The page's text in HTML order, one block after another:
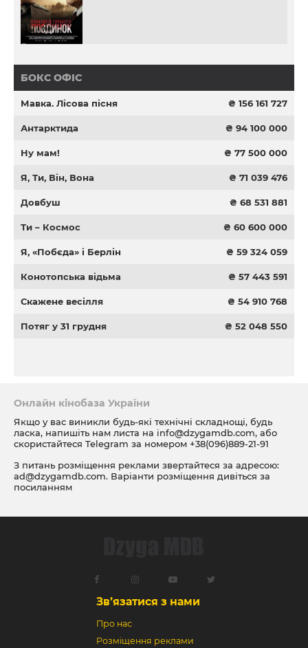
БОКС ОФІС
Мавка. Лісова пісня ₴ 156 161 727
Антарктида ₴ 94 100 000
Ну мам! ₴ 77 500 000
Я, Ти, Він, Вона ₴ 71 039 476
Довбуш ₴ 68 531 881
Ти – Космос ₴ 60 600 000
Я, «Побєда» і Берлін ₴ 59 324 059
Конотопська відьма ₴ 57 443 591
Скажене весілля ₴ 54 910 768
Потяг у 31 грудня ₴ 52 048 550
Онлайн кінобаза України
Якщо у вас виникли будь-які технічні складнощі, будь
ласка, напишіть нам листа на info@dzygamdb.com, або
скористайтеся Telegram за номером +38(096)889-21-91
З питань розміщення реклами звертайтеся за адресою:
ad@dzygamdb.com. Варіанти розміщення дивіться за
посиланням
Зв’язатися з нами
Про нас
Розміщення реклами